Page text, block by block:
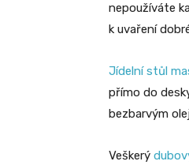
nepoužíváte
k uvaření
Jídelní stůl
přímo do
bezbarvým
Veškerý